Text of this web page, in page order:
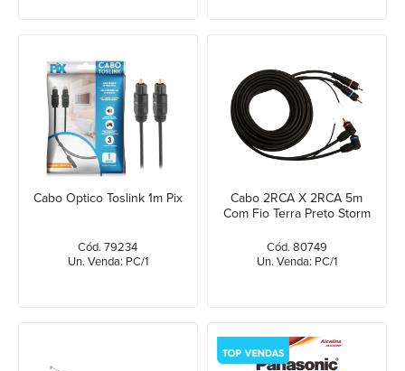
Cabo Optico Toslink 1m Pix
Cód. 79234
Un. Venda: PC/1
Cabo 2RCA X 2RCA 5m
Com Fio Terra Preto Storm
Cód. 80749
Un. Venda: PC/1